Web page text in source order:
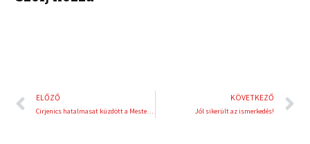
Előző
ELŐZŐ KÖVETKEZŐ
Jól sikerült az ismerkedés!